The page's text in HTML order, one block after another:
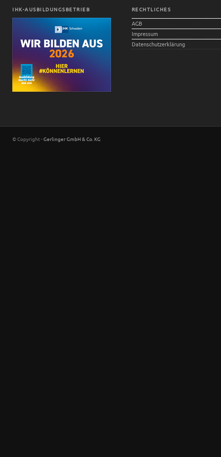
IHK-AUSBILDUNGSBETRIEB RECHTLICHES
AGB
Impressum
Datenschutzerklärung
© Copyright -Gerlinger GmbH & Co. KG